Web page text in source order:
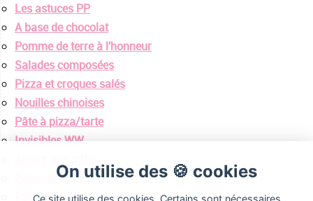
Les astuces PP
A base de chocolat
Pomme de terre à l'honneur
Salades composées
Pizza et croques salés
Nouilles chinoises
Pâte à pizza/tarte
Invisibles WW
Pains, brioches
Pain perdu
On utilise des 🍪 cookies
Ce site utilise des cookies. Certains sont nécessaires